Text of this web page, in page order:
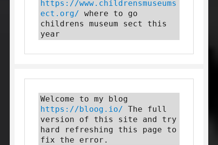
https://www.childrensmuseums
ect.org/ where to go
childrens museum sect this
year
https://bloog.io/ The full
version of this site and try
hard refreshing this page to
fix the error.